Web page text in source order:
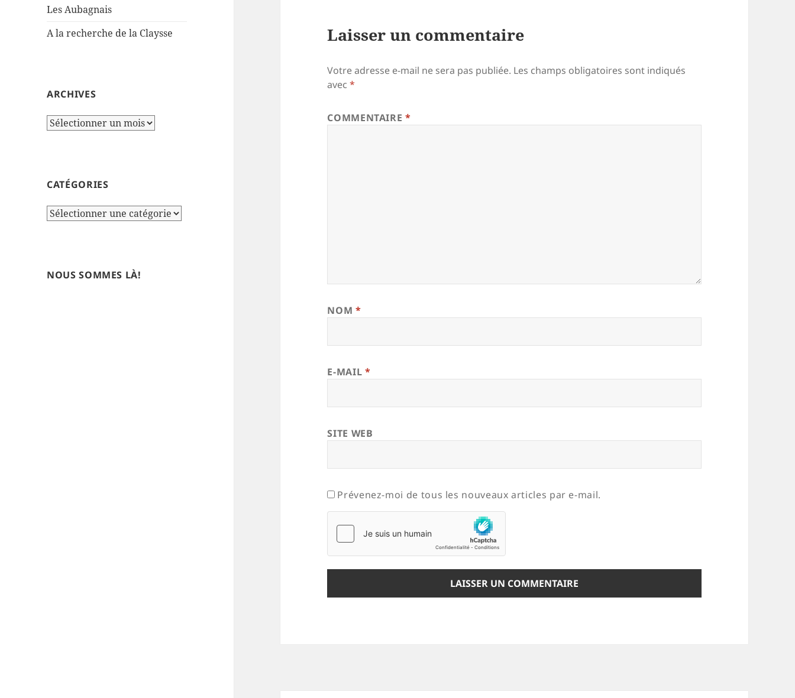
Les Aubagnais
A la recherche de la Claysse
ARCHIVES
Archives
CATÉGORIES
Catégories
NOUS SOMMES LÀ!
Laisser un commentaire
Votre adresse e-mail ne sera pas publiée. Les champs obligatoires sont indiqués
avec*
COMMENTAIRE*
NOM *
E-MAIL *
SITE WEB
Prévenez-moi de tous les nouveaux articles par e-mail.